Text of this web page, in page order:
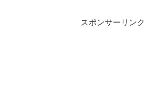
スポンサーリンク